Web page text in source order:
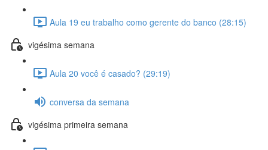
Aula 19 eu trabalho como gerente do banco (28:15)
vigésima semana
Aula 20 você é casado? (29:19)
conversa da semana
vigésima primeira semana